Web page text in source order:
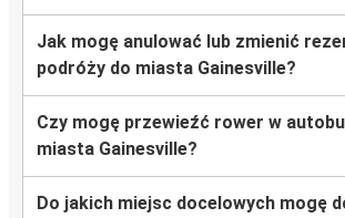
Jak mogę anulować lub zmienić
podróży do miasta Gainesville?
Czy mogę przewieźć rower w
miasta Gainesville?
Do jakich miejsc docelowych mogę